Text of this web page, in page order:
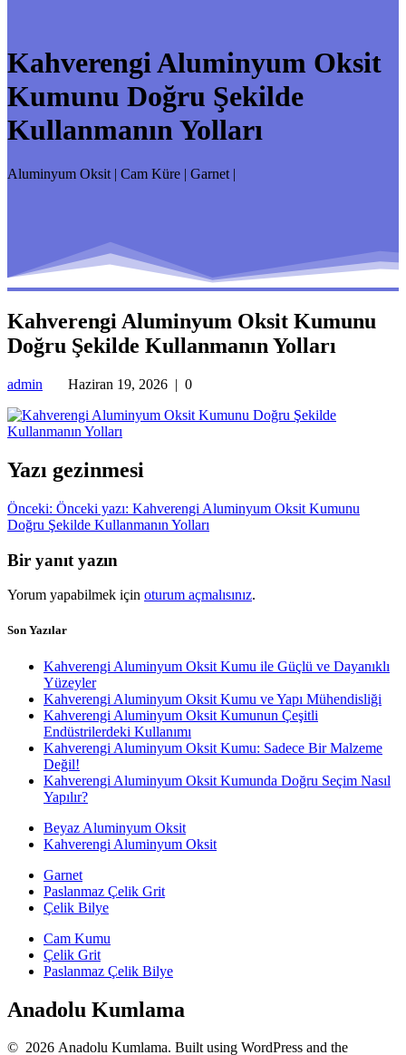
Kahverengi Aluminyum Oksit
Kumunu Doğru Şekilde
Kullanmanın Yolları
Aluminyum Oksit | Cam Küre | Garnet |
Kahverengi Aluminyum Oksit Kumunu
Doğru Şekilde Kullanmanın Yolları
admin Haziran 19, 2026 | 0
Yazı gezinmesi
Önceki: Önceki yazı: Kahverengi Aluminyum Oksit Kumunu
Doğru Şekilde Kullanmanın Yolları
Bir yanıt yazın
Yorum yapabilmek için oturum açmalısınız.
Son Yazılar
Kahverengi Aluminyum Oksit Kumu ile Güçlü ve Dayanıklı
Yüzeyler
Kahverengi Aluminyum Oksit Kumu ve Yapı Mühendisliği
Kahverengi Aluminyum Oksit Kumunun Çeşitli
Endüstrilerdeki Kullanımı
Kahverengi Aluminyum Oksit Kumu: Sadece Bir Malzeme
Değil!
Kahverengi Aluminyum Oksit Kumunda Doğru Seçim Nasıl
Yapılır?
Beyaz Aluminyum Oksit
Kahverengi Aluminyum Oksit
Garnet
Paslanmaz Çelik Grit
Çelik Bilye
Cam Kumu
Çelik Grit
Paslanmaz Çelik Bilye
Anadolu Kumlama
© 2026 Anadolu Kumlama. Built using WordPress and the